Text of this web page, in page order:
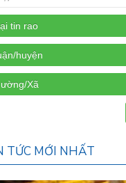
TỨC MỚI NHẤT